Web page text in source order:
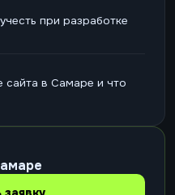
при разработке
сайта в Самаре и что